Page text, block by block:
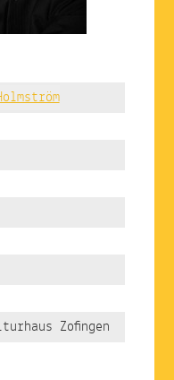
Zofingen